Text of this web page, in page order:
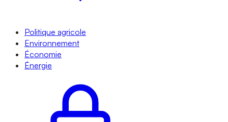
Politique agricole
Environnement
Économie
Énergie